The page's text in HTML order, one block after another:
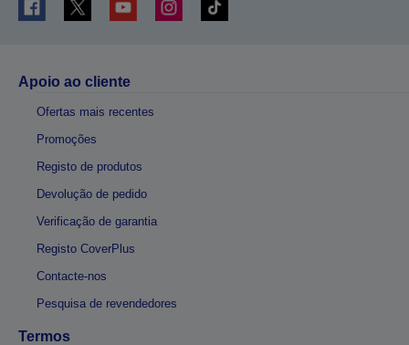
Apoio ao cliente
Ofertas mais recentes
Promoções
Registo de produtos
Devolução de pedido
Verificação de garantia
Registo CoverPlus
Contacte-nos
Pesquisa de revendedores
Termos